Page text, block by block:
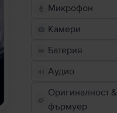
Микрофон
Камери
Батерия
Аудио
Оригиналност &
фърмуер